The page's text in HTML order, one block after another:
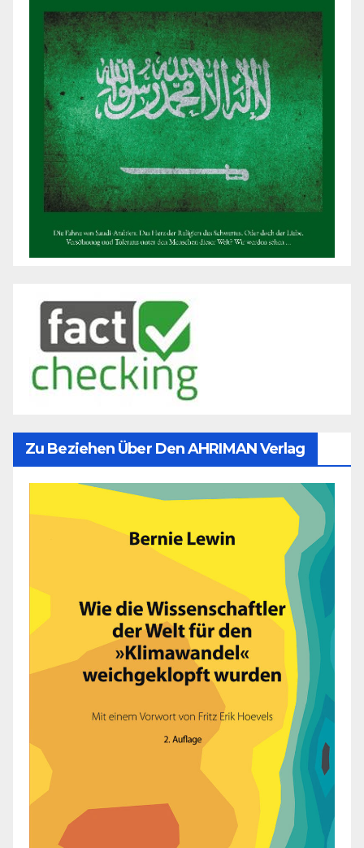
Zu Beziehen Über Den AHRIMAN Verlag